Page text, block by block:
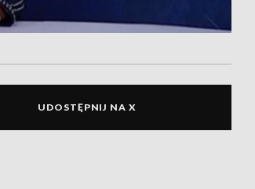
UDOSTĘPNIJ NA X